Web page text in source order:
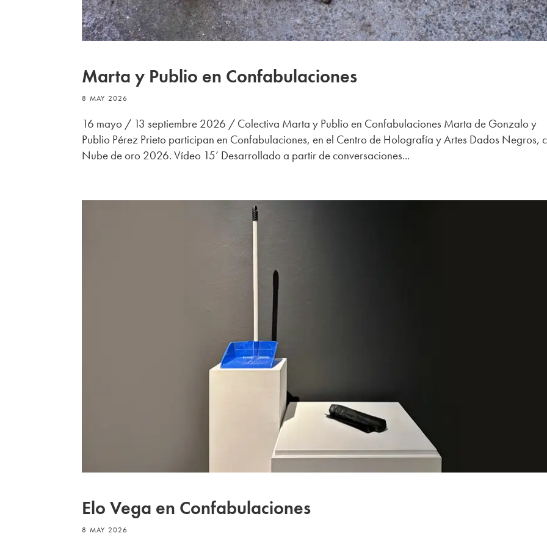
Marta y Publio en Confabulaciones
8 MAY 2026
16 mayo / 13 septiembre 2026 / Colectiva Marta y Publio en Confabulaciones Marta de Gonzalo y
Publio Pérez Prieto participan en Confabulaciones, en el Centro de Holografía y Artes Dados Negros,
Nube de oro 2026. Vídeo 15’ Desarrollado a partir de conversaciones...
Elo Vega en Confabulaciones
8 MAY 2026